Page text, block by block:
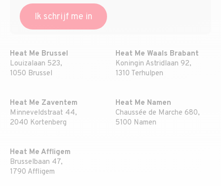
Heat Me Brussel
Louizalaan 523,
1050 Brussel
Heat Me Waals Brabant
Koningin Astridlaan 92,
1310 Terhulpen
Heat Me Zaventem
Minneveldstraat 44,
2040 Kortenberg
Heat Me Namen
Chaussée de Marche 680,
5100 Namen
Heat Me Affligem
Brusselbaan 47,
1790 Affligem